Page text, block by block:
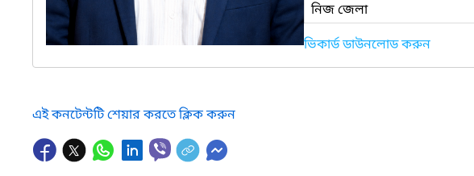
নিজ জেলা
ভিকার্ড ডাউনলোড করুন
এই কনটেন্টটি শেয়ার করতে ক্লিক করুন